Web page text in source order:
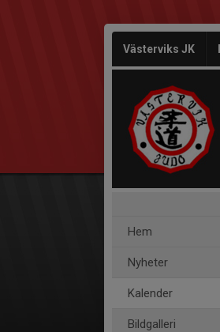
Västerviks JK
Hem
Nyheter
Kalender
Bildgalleri